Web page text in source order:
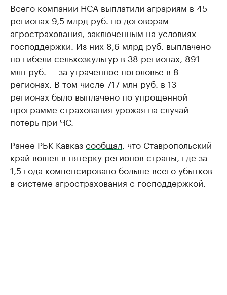
Всего компании НСА выплатили аграриям в 45
регионах 9,5 млрд руб. по договорам
агрострахования, заключенным на условиях
господдержки. Из них 8,6 млрд руб. выплачено
по гибели сельхозкультур в 38 регионах, 891
млн руб. — за утраченное поголовье в 8
регионах. В том числе 717 млн руб. в 13
регионах было выплачено по упрощенной
программе страхования урожая на случай
потерь при ЧС.
Ранее РБК Кавказсообщал , что Ставропольский
край вошел в пятерку регионов страны, где за
1,5 года компенсировано больше всего убытков
в системе агрострахования с господдержкой.